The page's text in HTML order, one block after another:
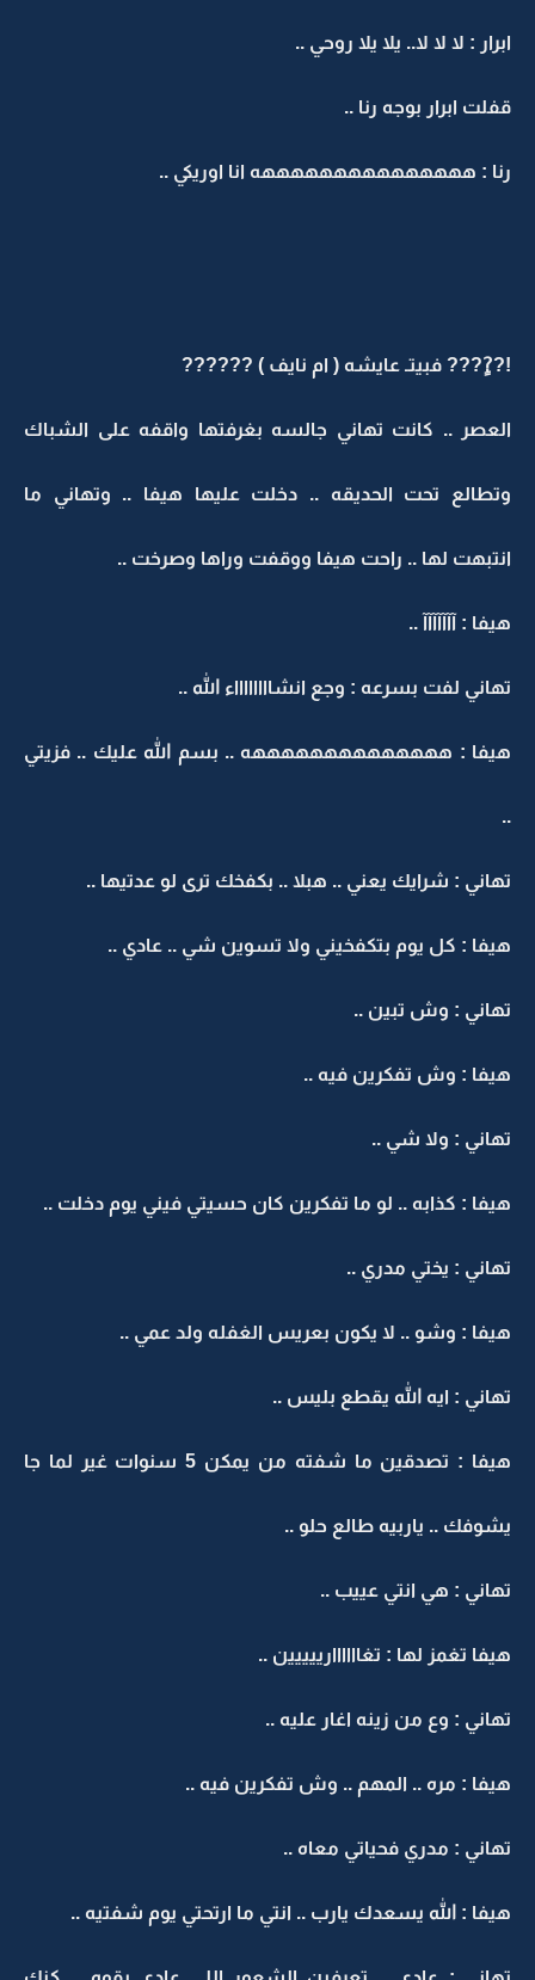
ابرار : لا لا لا.. يلا يلا روحي ..
قفلت ابرار بوجه رنا ..
رنا : هههههههههههههههه انا اوريكي ..
!??ٍ??? فبيتـ عايشه ( ام نايف ) ??????
العصر .. كانت تهاني جالسه بغرفتها واقفه على الشباك
وتطالع تحت الحديقه .. دخلت عليها هيفا .. وتهاني ما
انتبهت لها .. راحت هيفا ووقفت وراها وصرخت ..
هيفا : آآآآآآآ ..
تهاني لفت بسرعه : وجع انشااااااااء الله ..
هيفا : ههههههههههههههه .. بسم الله عليك .. فزيتي
تهاني : شرايك يعني .. هبلا .. بكفخك ترى لو عدتيها ..
هيفا : كل يوم بتكفخيني ولا تسوين شي .. عادي ..
تهاني : وش تبين ..
هيفا : وش تفكرين فيه ..
تهاني : ولا شي ..
هيفا : كذابه .. لو ما تفكرين كان حسيتي فيني يوم دخلت ..
تهاني : يختي مدري ..
هيفا : وشو .. لا يكون بعريس الغفله ولد عمي ..
تهاني : ايه الله يقطع بليس ..
هيفا : تصدقين ما شفته من يمكن 5 سنوات غير لما جا
يشوفك .. ياربيه طالع حلو ..
تهاني : هي انتي عييب ..
هيفا تغمز لها : تغاااااارييييين ..
تهاني : وع من زينه اغار عليه ..
هيفا : مره .. المهم .. وش تفكرين فيه ..
تهاني : مدري فحياتي معاه ..
هيفا : الله يسعدك يارب .. انتي ما ارتحتي يوم شفتيه ..